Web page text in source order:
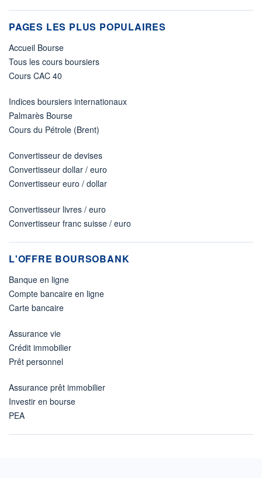
PAGES LES PLUS POPULAIRES
Accueil Bourse
Tous les cours boursiers
Cours CAC 40
Indices boursiers internationaux
Palmarès Bourse
Cours du Pétrole (Brent)
Convertisseur de devises
Convertisseur dollar / euro
Convertisseur euro / dollar
Convertisseur livres / euro
Convertisseur franc suisse / euro
L'OFFRE BOURSOBANK
Banque en ligne
Compte bancaire en ligne
Carte bancaire
Assurance vie
Crédit immobilier
Prêt personnel
Assurance prêt immobilier
Investir en bourse
PEA